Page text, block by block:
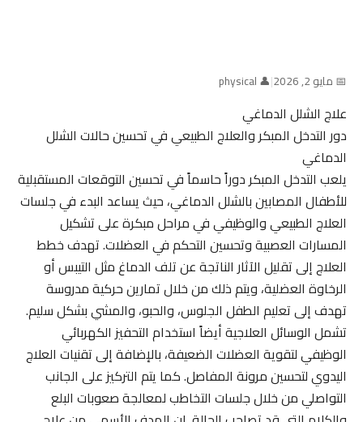
📅 مايو 2, 2026 |
👤 physical
علاج الشلل الدماغي
دور التدخل المبكر والعلاج الطبيعي في تحسين حالات الشلل
الدماغي
يلعب التدخل المبكر دوراً حاسماً في تحسين التوقعات المستقبلية
للأطفال المصابين بالشلل الدماغي، حيث يساعد البدء في جلسات
العلاج الطبيعي والوظيفي في مراحل مبكرة على تشكيل
المسارات العصبية وتحسين التحكم في العضلات. تهدف خطط
العلاج إلى تقليل الآثار الناتجة عن تلف الدماغ مثل التيبس أو
الرخاوة العضلية، ويتم ذلك من خلال تمارين حركية مدروسة
تهدف إلى تعليم الطفل الجلوس، والحبو، والمشي بشكل سليم.
تشمل الوسائل العلاجية أيضاً استخدام التحفيز الكهربائي
الوظيفي لتقوية العضلات الضعيفة، بالإضافة إلى تقنيات العلاج
اليدوي لتحسين مرونة المفاصل. كما يتم التركيز على الجانب
التواصلي من خلال جلسات التخاطب لمعالجة صعوبات البلع